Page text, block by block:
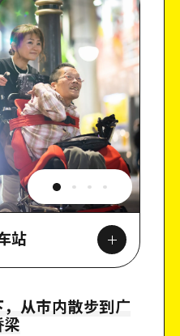
站
从市内散步到广
梁